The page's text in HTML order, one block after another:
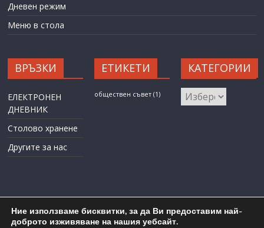
Дневен режим
Меню в стола
ВРЪЗКИ
ЕЛЕКТРОНЕН
ДНЕВНИК
Столово хранене
Другите за нас
ЕТИКЕТИ
обществен съвет (1)
КАТЕГОРИИ
КАТЕГОРИИ
Ние използваме бисквитки, за да Ви предоставим най-
доброто изживяване на нашия уебсайт.